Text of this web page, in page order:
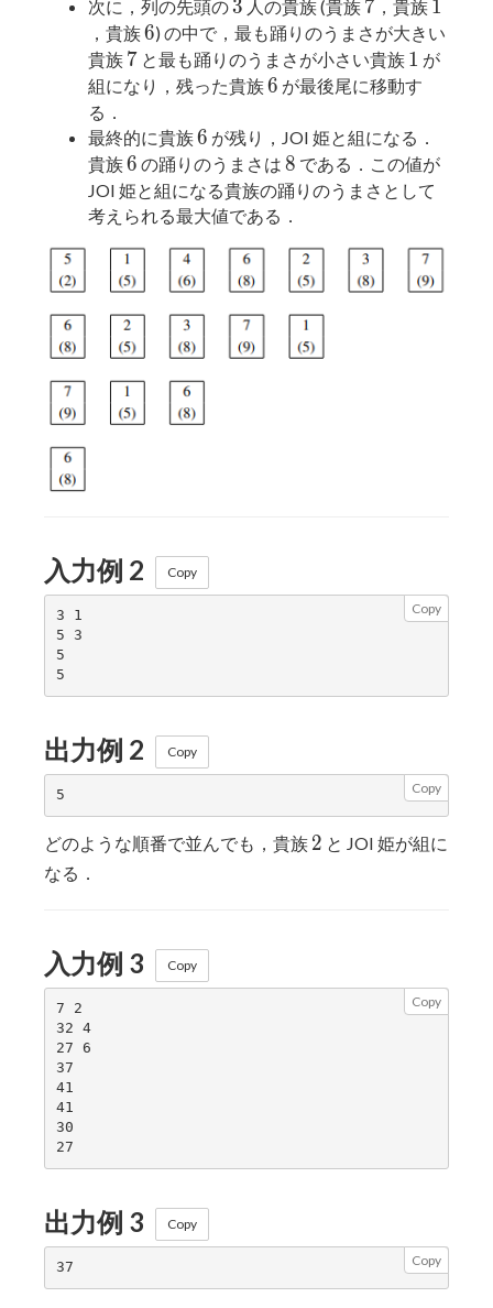
次に，列の先頭の 3
3 人の貴族 (貴族 7
7 ，貴族 1
1
，貴族6
6) の中で，最も踊りのうまさが大きい
貴族 7
7 と最も踊りのうまさが小さい貴族 1
1 が
組になり，残った貴族6
6 が最後尾に移動す
る．
最終的に貴族6
6 が残り，JOI 姫と組になる．
貴族6
6 の踊りのうまさは 8
8 である．この値が
JOI 姫と組になる貴族の踊りのうまさとして
考えられる最大値である．
入力例 2 Copy
Copy
3 1
5 3
5
出力例 2 Copy
Copy
どのような順番で並んでも，貴族 2
2 と JOI 姫が組に
なる．
入力例 3 Copy
Copy
7 2
32 4
27 6
37
41
41
30
出力例 3 Copy
Copy